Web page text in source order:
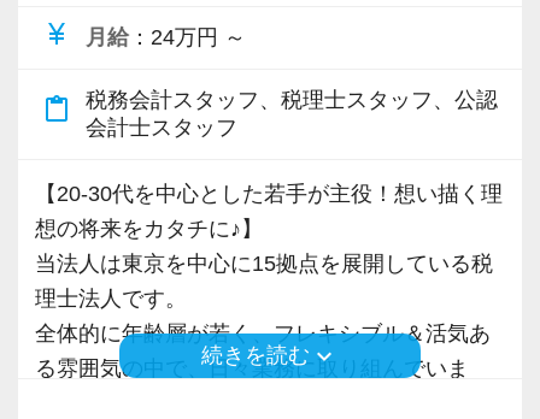
もちろん、休暇のためだけではなく、お客様
す。
「休みの日に急なお願いがお客様からきてし
対応しますので安心です！
◉ freee福利厚生でスマホがあればカフェ・コン
ビニ全国10万点歩以上で特別価格！
ゼロベースでは、スタッフの方々が日常で受
けやすい福利厚生を導入しています！
ゼロベースの最寄駅は『水道橋駅』になりま
また、九段下駅や神保町駅も徒歩7分ほどのた
め、とても出社がしやすい職場です。
困りません笑。
◉ 月に1度のランチ会！
ゼロベースでは月1回、みんなでランチを食べ
る日を用意しています。当然ランチ代は事務所
負担！
職場ではチャットワークを使用し、気軽に相
◉ 会計ソフトはfreee会計に特化し、場所にとら
われない働き方を目指しています
ゼロベースは、クラウド会計のfreeeに特化し
てサービスを展開しています。また、お客様か
らの資料や過去の決算書などもクラウドにて保
管しているため、いつでもどこでも閲覧ができ
る体制を整えています（もちろんセキュリティ
currency_yen 月給 ：24万円 ～
content_paste
税務会計スタッフ、税理士スタッフ、公認
会計士スタッフ
【20-30代を中心とした若手が主役！想い描く理
想の将来をカタチに♪】
当法人は東京を中心に15拠点を展開している税
理士法人です。
全体的に年齢層が若く、フレキシブル＆活気あ
る雰囲気の中で、日々業務に取り組んでいま
続きを読むkeyboard_arrow_down